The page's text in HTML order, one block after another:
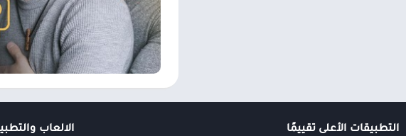
– أرسل رسائل ترحيب مجانية (“خطوط
– هدايا افتراضية لامعة يمكنك إرسالها
– ملامح مفصلة للغاية بما في ذلك
– ارتد ملفك الشخصي إلى أعلى نتائج
الالعاب التطبيقات الأعلى تقييمًا